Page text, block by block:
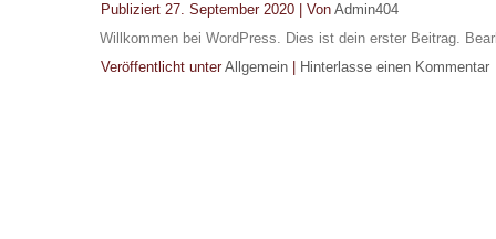
Publiziert 27. September 2020 Von Admin404
Willkommen bei WordPress. Dies ist dein erster Beitrag.
Veröffentlicht unter Allgemein Hinterlasse einen Kommentar